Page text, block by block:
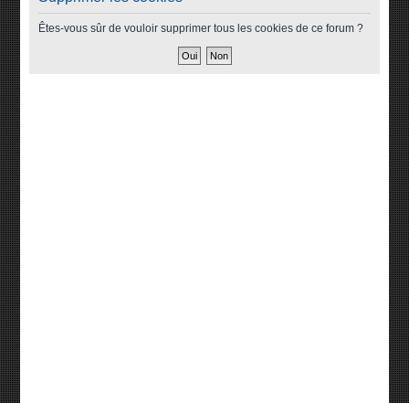
Êtes-vous sûr de vouloir supprimer tous les cookies de ce forum ?